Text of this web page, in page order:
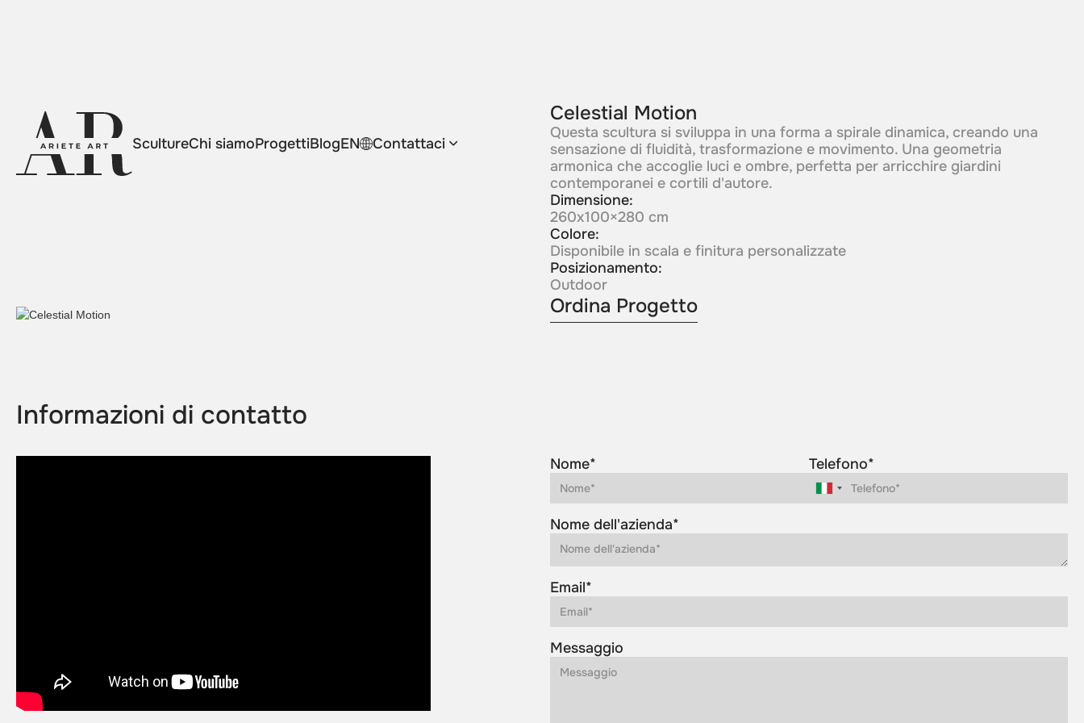
ScultureChi siamoProgettiBlogEN Contattaci
Celestial Motion
Questa scultura si sviluppa in una forma a spirale dinamica, creando una
sensazione di fluidità, trasformazione e movimento. Una geometria
armonica che accoglie luci e ombre, perfetta per arricchire giardini
contemporanei e cortili d'autore.
Dimensione:
260x100×280 cm
Colore:
Disponibile in scala e finitura personalizzate
Posizionamento:
Outdoor
Ordina Progetto
Informazioni di contatto
Nome* Telefono*
Nome dell'azienda*
Email*
Messaggio